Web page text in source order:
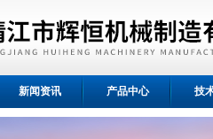
新闻资讯 产品中心 技